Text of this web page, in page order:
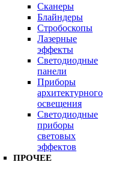
Сканеры
Блайндеры
Стробоскопы
Лазерные
эффекты
Светодиодные
панели
Приборы
архитектурного
освещения
Светодиодные
приборы
световых
эффектов
ПРОЧЕЕ